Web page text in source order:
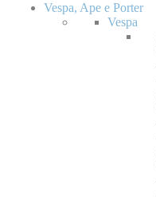
Vespa, Ape e Porter
Vespa